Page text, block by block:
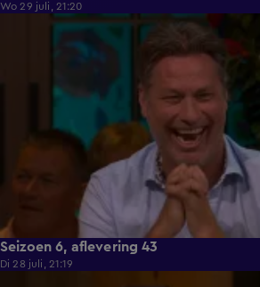
Wo 29 juli, 21:20
Seizoen 6, aflevering 43
Di 28 juli, 21:19